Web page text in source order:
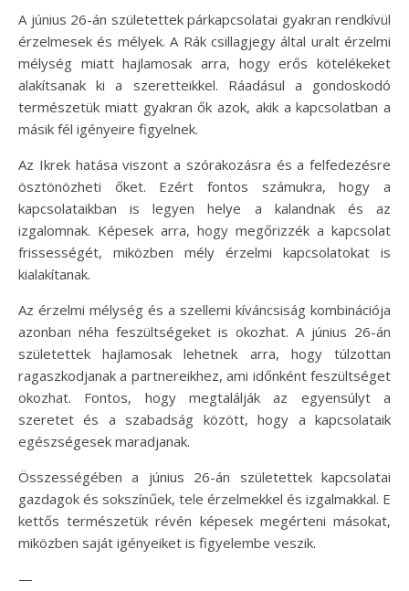
A június 26-án születettek párkapcsolatai gyakran rendkívül
érzelmesek és mélyek. A Rák csillagjegy által uralt érzelmi
mélység miatt hajlamosak arra, hogy erős kötelékeket
alakítsanak ki a szeretteikkel. Ráadásul a gondoskodó
természetük miatt gyakran ők azok, akik a kapcsolatban a
másik fél igényeire figyelnek.
Az Ikrek hatása viszont a szórakozásra és a felfedezésre
ösztönözheti őket. Ezért fontos számukra, hogy a
kapcsolataikban is legyen helye a kalandnak és az
izgalomnak. Képesek arra, hogy megőrizzék a kapcsolat
frissességét, miközben mély érzelmi kapcsolatokat is
kialakítanak.
Az érzelmi mélység és a szellemi kíváncsiság kombinációja
azonban néha feszültségeket is okozhat. A június 26-án
születettek hajlamosak lehetnek arra, hogy túlzottan
ragaszkodjanak a partnereikhez, ami időnként feszültséget
okozhat. Fontos, hogy megtalálják az egyensúlyt a
szeretet és a szabadság között, hogy a kapcsolataik
egészségesek maradjanak.
Összességében a június 26-án születettek kapcsolatai
gazdagok és sokszínűek, tele érzelmekkel és izgalmakkal. E
kettős természetük révén képesek megérteni másokat,
miközben saját igényeiket is figyelembe veszik.
—